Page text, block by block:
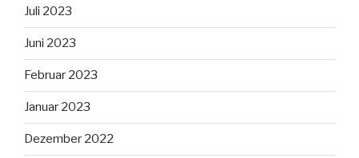
Juli 2023
Juni 2023
Februar 2023
Januar 2023
Dezember 2022